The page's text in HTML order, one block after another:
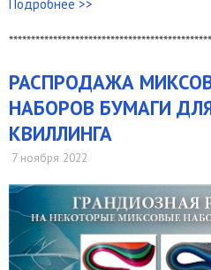
Подробнее >>
РАСПРОДАЖА
НАБОРОВ БУМАГИ
КВИЛЛИНГА
7 ноября 2022